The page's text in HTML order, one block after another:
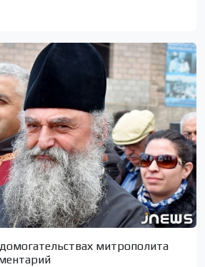
митрополита